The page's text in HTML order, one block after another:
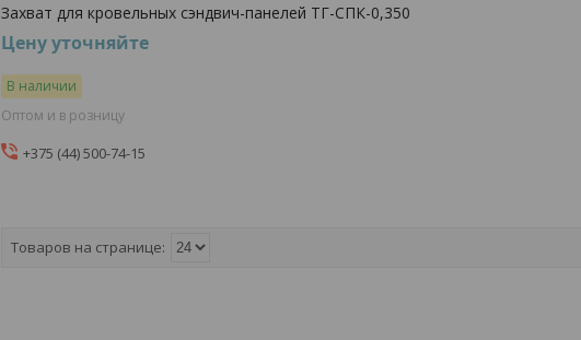
Захват для кровельных сэндвич-панелей ТГ-СПК-0,350
Цену уточняйте
В наличии
Оптом и в розницу
+375 (44) 500-74-15